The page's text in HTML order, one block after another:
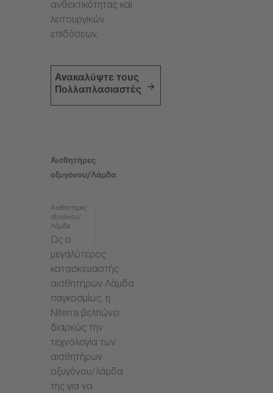
ανθεκτικότητας και
λειτουργικών
επιδόσεων.
Ανακαλύψτε τους
Πολλαπλασιαστές
Αισθητήρες
οξυγόνου/Λάμδα
Αισθητήρες
οξυγόνου/
Λάμδα
Ως ο
μεγαλύτερος
κατασκευαστής
αισθητήρων Λάμδα
παγκοσμίως, η
Niterra βελτιώνει
διαρκώς την
τεχνολογία των
αισθητήρων
οξυγόνου/λάμδα
της για να